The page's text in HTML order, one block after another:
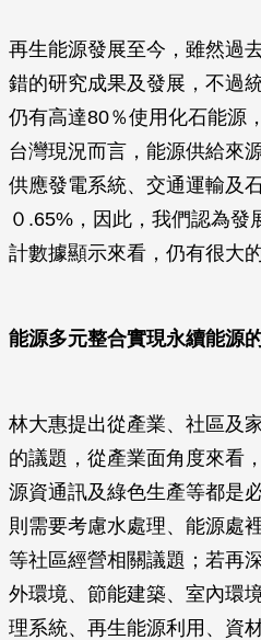
再生能源發展至今，雖然過
錯的研究成果及發展，不過
仍有高達80％使用化石能源
台灣現況而言，能源供給來
供應發電系統、交通運輸及
０.65%，因此，我們認為發
計數據顯示來看，仍有很大
能源多元整合實現永續能源
林大惠提出從產業、社區及
的議題，從產業面角度來看
源資通訊及綠色生產等都是
則需要考慮水處理、能源處
等社區經營相關議題；若再
外環境、節能建築、室內環
理系統、再生能源利用、資